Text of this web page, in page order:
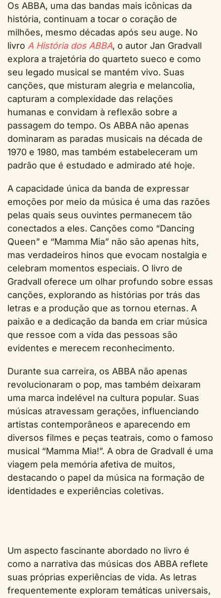
Os ABBA, uma das bandas mais icônicas da
história, continuam a tocar o coração de
milhões, mesmo décadas após seu auge. No
livro A História dos ABBA, o autor Jan Gradvall
explora a trajetória do quarteto sueco e como
seu legado musical se mantém vivo. Suas
canções, que misturam alegria e melancolia,
capturam a complexidade das relações
humanas e convidam à reflexão sobre a
passagem do tempo. Os ABBA não apenas
dominaram as paradas musicais na década de
1970 e 1980, mas também estabeleceram um
padrão que é estudado e admirado até hoje.
A capacidade única da banda de expressar
emoções por meio da música é uma das razões
pelas quais seus ouvintes permanecem tão
conectados a eles. Canções como “Dancing
Queen” e “Mamma Mia” não são apenas hits,
mas verdadeiros hinos que evocam nostalgia e
celebram momentos especiais. O livro de
Gradvall oferece um olhar profundo sobre essas
canções, explorando as histórias por trás das
letras e a produção que as tornou eternas. A
paixão e a dedicação da banda em criar música
que ressoe com a vida das pessoas são
evidentes e merecem reconhecimento.
Durante sua carreira, os ABBA não apenas
revolucionaram o pop, mas também deixaram
uma marca indelével na cultura popular. Suas
músicas atravessam gerações, influenciando
artistas contemporâneos e aparecendo em
diversos filmes e peças teatrais, como o famoso
musical “Mamma Mia!”. A obra de Gradvall é uma
viagem pela memória afetiva de muitos,
destacando o papel da música na formação de
identidades e experiências coletivas.
Um aspecto fascinante abordado no livro é
como a narrativa das músicas dos ABBA reflete
suas próprias experiências de vida. As letras
frequentemente exploram temáticas universais,